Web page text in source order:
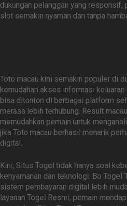
dukungan pelanggan yang responsif,
slot semakin nyaman dan tanpa
Toto macau kini semakin populer di
kemudahan akses informasi keluaran
bisa ditonton di berbagai platform
merasa lebih terhubung. Result
memudahkan pemain untuk
jika Toto macau berhasil menarik
digital.
Kini, Situs Togel tidak hanya soal
kenyamanan dan teknologi. Bo Togel
sistem pembayaran digital lebih
layanan Togel Resmi, pemain